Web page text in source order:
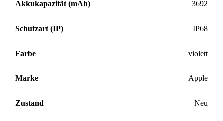
Akkukapazität (mAh) 3692
Schutzart (IP) IP68
Farbe violett
Marke Apple
Zustand Neu